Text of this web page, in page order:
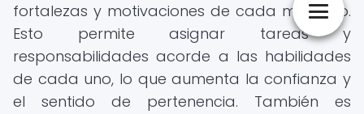
fortalezas y motivaciones de cada miembro.
Esto permite asignar tareas y
responsabilidades acorde a las habilidades
de cada uno, lo que aumenta la confianza y
el sentido de pertenencia. También es